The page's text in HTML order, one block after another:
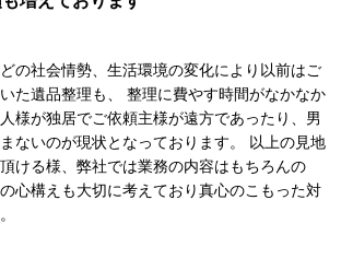
の社会情勢、生活環境の変化により以前はご
た遺品整理も、 整理に費やす時間がなかなか
様が独居でご依頼主様が遠方であったり、男
ないのが現状となっております。 以上の見地
ける様、弊社では業務の内容はもちろんの
心構えも大切に考えており真心のこもった対